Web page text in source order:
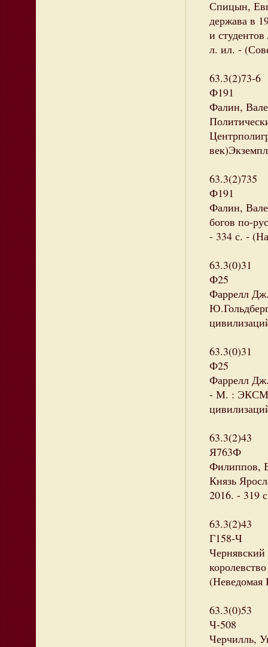
Спицын,
держава в
и
л. ил. -
63.3(2)73-6
Ф191
Фалин,
63.3(2)735
Ф191
Фалин,
богов по-
- 334 с. -
63.3(0)31
Ф25
Фаррелл
63.3(0)31
Ф25
Фаррелл
- М. :
63.3(2)43
Я763Ф
Филиппов,
Князь
2016. - 319
63.3(2)43
Г158-Ч
(Неведомая
63.3(0)53
Ч-508
Черчилль,